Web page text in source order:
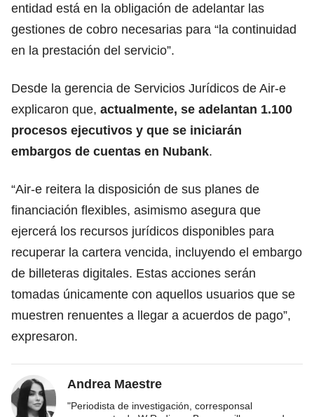
entidad está en la obligación de adelantar las
gestiones de cobro necesarias para “la continuidad
en la prestación del servicio”.
Desde la gerencia de Servicios Jurídicos de Air-e
explicaron que, actualmente, se adelantan 1.100
procesos ejecutivos y que se iniciarán
embargos de cuentas en Nubank.
“Air-e reitera la disposición de sus planes de
financiación flexibles, asimismo asegura que
ejercerá los recursos jurídicos disponibles para
recuperar la cartera vencida, incluyendo el embargo
de billeteras digitales. Estas acciones serán
tomadas únicamente con aquellos usuarios que se
muestren renuentes a llegar a acuerdos de pago”,
expresaron.
Andrea Maestre
"Periodista de investigación, corresponsal